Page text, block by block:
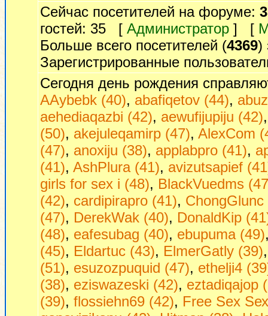
Сейчас посетителей на форуме:
гостей: 35 [ Администратор ] [
Больше всего посетителей (4369)
Зарегистрированные
Сегодня день рождения
AAybebk (40), abafiqetov (44),
aehediaqazbi (42), aewufijupiju (42)
(50), akejuleqamirp (47), AlexCom
(47), anoxiju (38), applabpro (41),
(41), AshPlura (41), avizutsapief
girls fоr seх i (48), BlackVuedms
(42), cardipirapro (41), ChongGlunc
(47), DerekWak (40), DonaldKip
(48), eafesubag (40), ebupuma (49)
(45), Eldartuc (43), ElmerGatly (39)
(51), esuzozpuquid (47), ethelji4
(38), eziswazeski (42), eztadiqajop
(39), flossiehn69 (42), Frее Seх